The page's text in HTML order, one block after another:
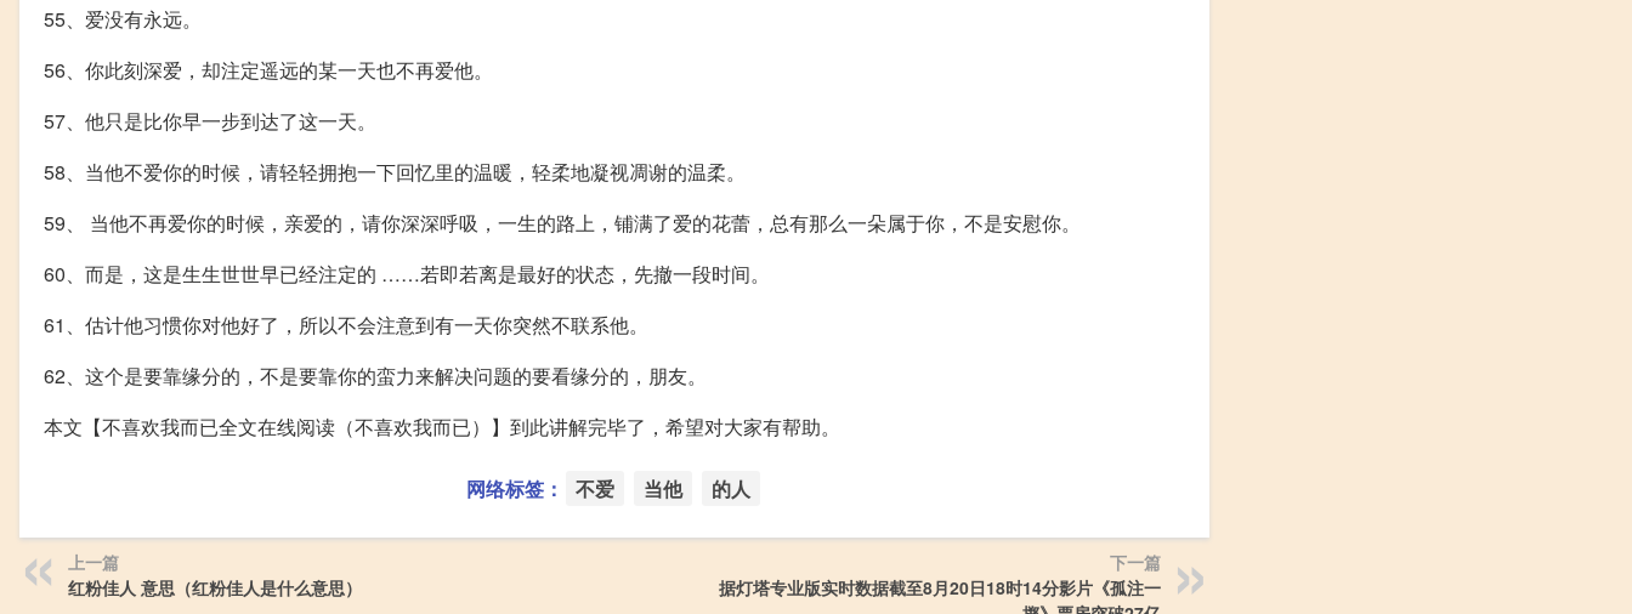
55、爱没有永远。
56、你此刻深爱，却注定遥远的某一天也不再爱他。
57、他只是比你早一步到达了这一天。
58、当他不爱你的时候，请轻轻拥抱一下回忆里的温暖，轻柔地凝视凋谢的温柔。
59、 当他不再爱你的时候，亲爱的，请你深深呼吸，一生的路上，铺满了爱的花蕾，总有那么一朵属于你，不是安慰你。
60、而是，这是生生世世早已经注定的 ……若即若离是最好的状态，先撤一段时间。
61、估计他习惯你对他好了，所以不会注意到有一天你突然不联系他。
62、这个是要靠缘分的，不是要靠你的蛮力来解决问题的要看缘分的，朋友。
本文【不喜欢我而已全文在线阅读（不喜欢我而已）】到此讲解完毕了，希望对大家有帮助。
网络标签： 不爱 当他 的人
上一篇
红粉佳人 意思（红粉佳人是什么意思）
下一篇
据灯塔专业版实时数据截至8月20日18时14分影片《孤注一